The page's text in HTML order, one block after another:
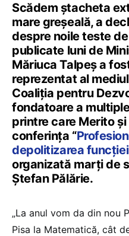
Scădem ștacheta
mare greșeală, a
despre noile teste
publicate luni de
Măriuca Talpeș a
reprezentat al
Coaliția pentru
fondatoare a
printre care Merito
conferința “
depolitizarea
organizată marți de
Ștefan Pălărie.
„La anul vom da din nou
Pisa la Matematică, cât